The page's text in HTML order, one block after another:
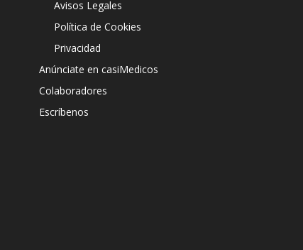
Avisos Legales
Política de Cookies
Privacidad
Anúnciate en casiMedicos
Colaboradores
Escríbenos